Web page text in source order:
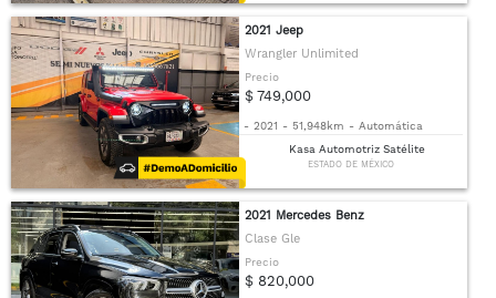
2021 Jeep
Wrangler Unlimited
Precio
$ 749,000
- 2021 - 51,948km - Automática
Kasa Automotriz Satélite
ESTADO DE MÉXICO
2021 Mercedes Benz
Clase Gle
Precio
$ 820,000